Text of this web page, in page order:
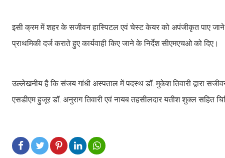
इसी क्रम में शहर के सजीवन हास्पिटल एवं चेस्ट केयर को अपंजीकृत पाए
प्राथमिकी दर्ज कराते हुए कार्यवाही किए जाने के निर्देश सीएमएचओ को दिए।
उल्लेखनीय है कि संजय गांधी अस्पताल में पदस्थ डॉ. मुकेश तिवारी द्वारा
एसडीएम हुजूर डॉ. अनुराग तिवारी एवं नायब तहसीलदार यतीश शुक्ल सहित